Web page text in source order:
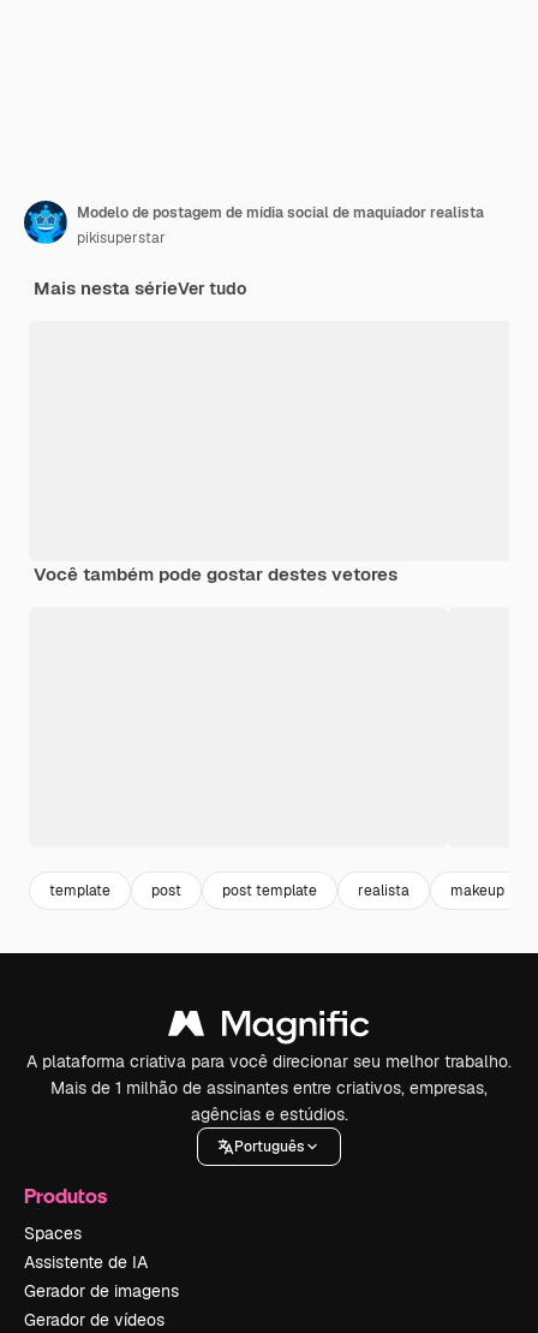
Modelo de postagem de mídia social de maquiador realista
pikisuperstar
Mais nesta sérieVer tudo
Você também pode gostar destes vetores
template post post template realista makeup
A plataforma criativa para você direcionar seu melhor trabalho.
Mais de 1 milhão de assinantes entre criativos, empresas,
agências e estúdios.
Português
Produtos
Spaces
Assistente de IA
Gerador de imagens
Gerador de vídeos